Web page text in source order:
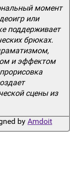
момент
или
поддерживает
брюках.
и эффектом
сцены из
by Amdoit